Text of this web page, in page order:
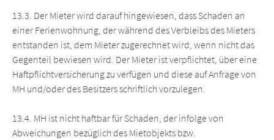
13.3. Der Mieter wird darauf hingewiesen, dass Schaden an
einer Ferienwohnung, der während des Verbleibs des Mieters
entstanden ist, dem Mieter zugerechnet wird, wenn nicht das
Gegenteil bewiesen wird. Der Mieter ist verpflichtet, über eine
Haftpflichtversicherung zu verfügen und diese auf Anfrage von
MH und/oder des Besitzers schriftlich vorzulegen.
13.4. MH ist nicht haftbar für Schaden, der infolge von
Abweichungen bezüglich des Mietobjekts bzw.